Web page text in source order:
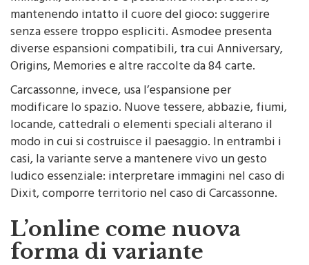
mantenendo intatto il cuore del gioco: suggerire
senza essere troppo espliciti. Asmodee presenta
diverse espansioni compatibili, tra cui Anniversary,
Origins, Memories e altre raccolte da 84 carte.
Carcassonne, invece, usa l’espansione per
modificare lo spazio. Nuove tessere, abbazie, fiumi,
locande, cattedrali o elementi speciali alterano il
modo in cui si costruisce il paesaggio. In entrambi i
casi, la variante serve a mantenere vivo un gesto
ludico essenziale: interpretare immagini nel caso di
Dixit, comporre territorio nel caso di Carcassonne.
L’online come nuova
forma di variante